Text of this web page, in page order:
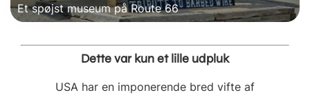
Et spøjst museum på Route 66
Dette var kun et lille udpluk
USA har en imponerende bred vifte af